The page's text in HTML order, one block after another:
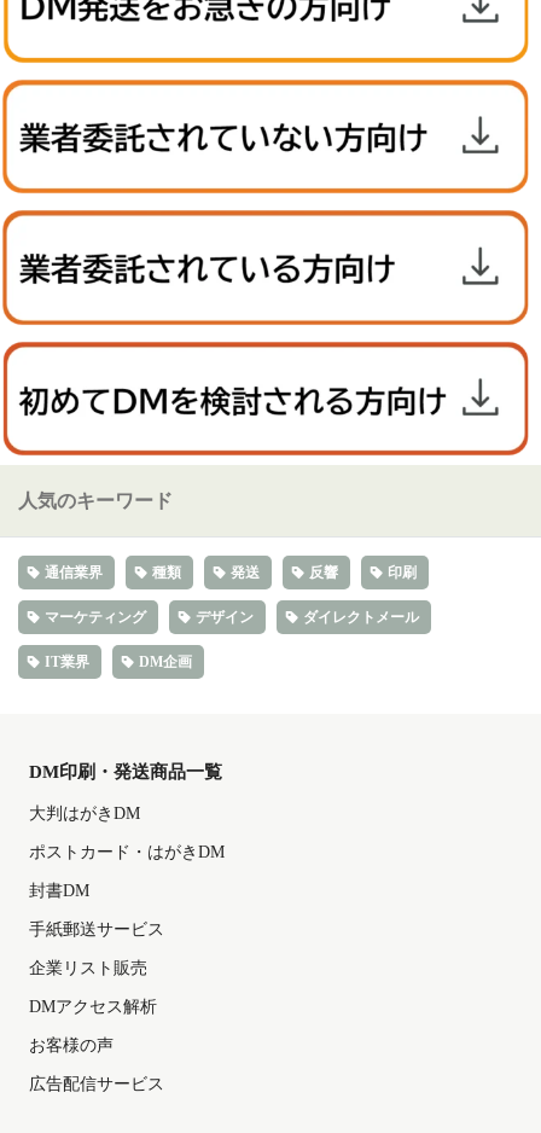
人気のキーワード
通信業界 種類 発送 反響 印刷
マーケティング デザイン ダイレクトメール
IT業界 DM企画
DM印刷・発送商品一覧
大判はがきDM
ポストカード・はがきDM
封書DM
手紙郵送サービス
企業リスト販売
DMアクセス解析
お客様の声
広告配信サービス